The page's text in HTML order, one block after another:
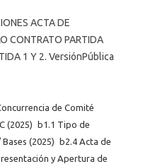
ACTA DE
CONTRATO PARTIDA
1 Y 2. VersiónPública
de Comité
(2025) b1.1 Tipo de
(2025) b2.4 Acta de
y Apertura de